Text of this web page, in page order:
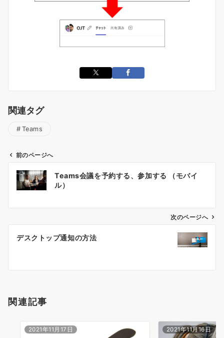
関連タグ
Teams
ビ
ン
前のページへ
Teams会議を予約する、参加する （モバイ
ル）
次のページへ
デスクトップ通知の方法
関連記事
2021年11月17日 2021年11月16日